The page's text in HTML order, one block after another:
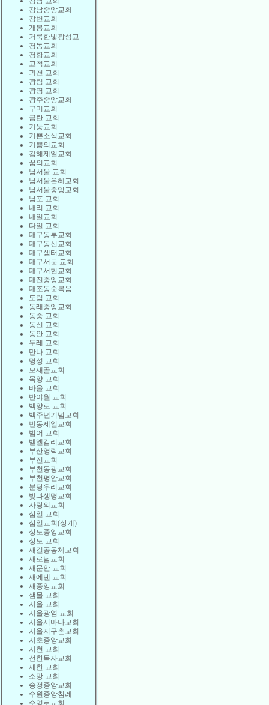
강남중앙교회
강변교회
개봉교회
거룩한빛광성교
경동교회
경향교회
고척교회
과천 교회
광림 교회
광명 교회
광주중앙교회
구미교회
금란 교회
기둥교회
기쁜소식교회
기쁨의교회
김해제일교회
꿈의교회
남서울 교회
남서울은혜교회
남서울중앙교회
남포 교회
내리 교회
내일교회
다일 교회
대구동부교회
대구동신교회
대구샘터교회
대구서문 교회
대구서현교회
대전중앙교회
대조동순복음
도림 교회
동래중앙교회
동숭 교회
동신 교회
동안 교회
두레 교회
만나 교회
명성 교회
모새골교회
목양 교회
바울 교회
반야월 교회
백양로 교회
백주년기념교회
번동제일교회
범어 교회
벧엘감리교회
부산영락교회
부전교회
부천동광교회
부천평안교회
분당우리교회
빛과생명교회
사랑의교회
삼일 교회
삼일교회(상계)
상도중앙교회
상도 교회
새길공동체교회
새로남교회
새문안 교회
새에덴 교회
새중앙교회
샘물 교회
서울 교회
서울광염 교회
서울서마나교회
서울지구촌교회
서초중앙교회
서현 교회
선한목자교회
세한 교회
소망 교회
송정중앙교회
수원중앙침례
수영로교회